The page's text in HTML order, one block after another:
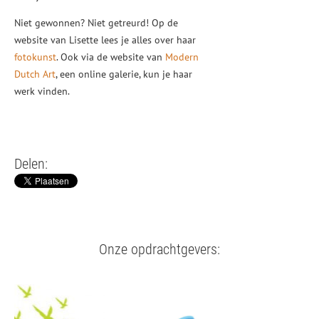
Niet gewonnen? Niet getreurd! Op de
website van Lisette lees je alles over haar
fotokunst. Ook via de website van Modern
Dutch Art, een online galerie, kun je haar
werk vinden.
Delen:
Onze opdrachtgevers: